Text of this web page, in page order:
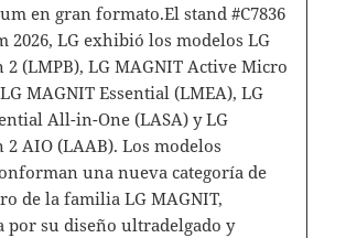
en gran formato.El stand #C7836
2026, LG exhibió los modelos LG
2 (LMPB), LG MAGNIT Active Micro
MAGNIT Essential (LMEA), LG
All-in-One (LASA) y LG
2 AIO (LAAB). Los modelos
una nueva categoría de
de la familia LG MAGNIT,
por su diseño ultradelgado y